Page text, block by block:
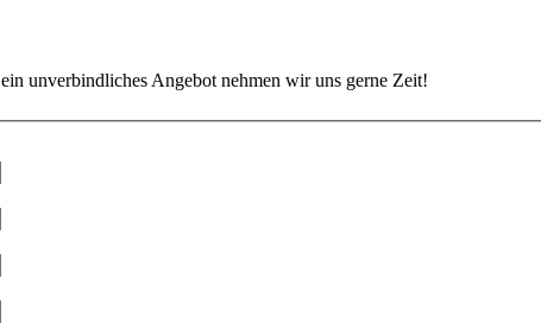
unverbindliches Angebot nehmen wir uns gerne Zeit!